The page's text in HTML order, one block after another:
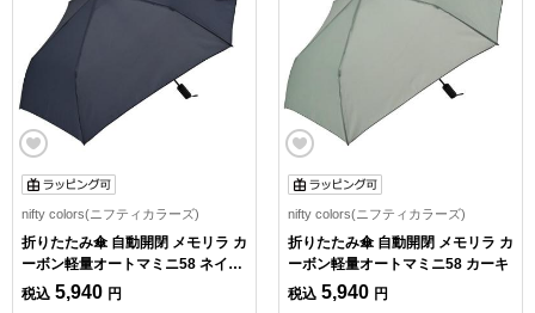
nifty colors(ニフティカラーズ)
折りたたみ傘 自動開閉 メモリラ カ
ーボン軽量オートマミニ58 ネイビ
ー
税込 5,940 円
nifty colors(ニフティカラーズ)
折りたたみ傘 自動開閉 メモリラ カ
ーボン軽量オートマミニ58 カーキ
税込 5,940 円